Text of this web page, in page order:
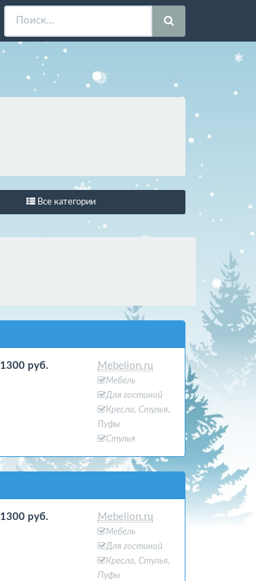
Все категории
1300 руб. Mebelion.ru
Мебель
Для гостиной
Кресла, Стулья,
Пуфы
Стулья
1300 руб. Mebelion.ru
Мебель
Для гостиной
Кресла, Стулья,
Пуфы